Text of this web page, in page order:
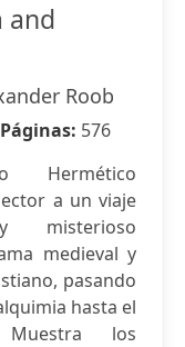
and
Roob
576
Hermético
a un viaje
misterioso
medieval y
pasando
hasta el
los